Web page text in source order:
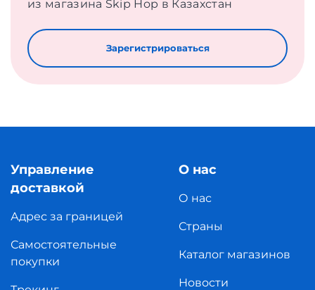
из магазина Skip Hop в Казахстан
Зарегистрироваться
Управление
доставкой
Адрес за границей
Самостоятельные
покупки
О нас
О нас
Страны
Каталог магазинов
Новости